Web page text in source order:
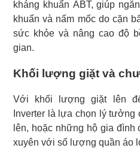
kháng khuẩn ABT, giúp
khuẩn và nấm mốc do cặn
sức khỏe và nâng cao độ
gian.
Khối lượng giặt và
Với khối lượng giặt lên
Inverter là lựa chọn lý
lên, hoặc những hộ gia
xuyên với số lượng quần áo